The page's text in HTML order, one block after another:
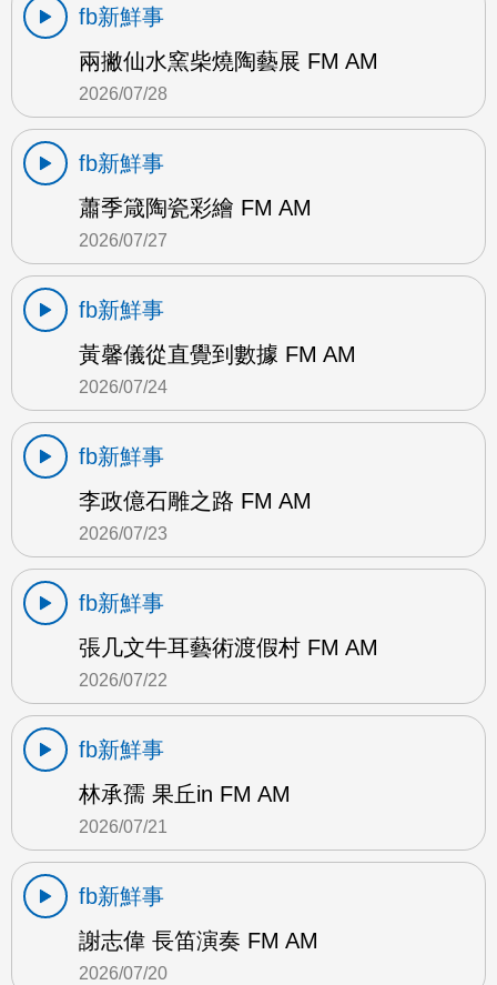
fb新鮮事
兩撇仙水窯柴燒陶藝展 FM AM
2026/07/28
fb新鮮事
蕭季箴陶瓷彩繪 FM AM
2026/07/27
fb新鮮事
黃馨儀從直覺到數據 FM AM
2026/07/24
fb新鮮事
李政億石雕之路 FM AM
2026/07/23
fb新鮮事
張几文牛耳藝術渡假村 FM AM
2026/07/22
fb新鮮事
林承孺 果丘in FM AM
2026/07/21
fb新鮮事
謝志偉 長笛演奏 FM AM
2026/07/20